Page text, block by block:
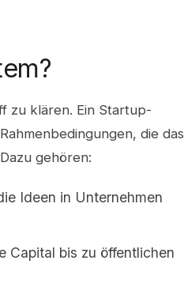
zu klären. Ein Startup-
die das
gehören:
Ideen in Unternehmen
Capital bis zu öffentlichen